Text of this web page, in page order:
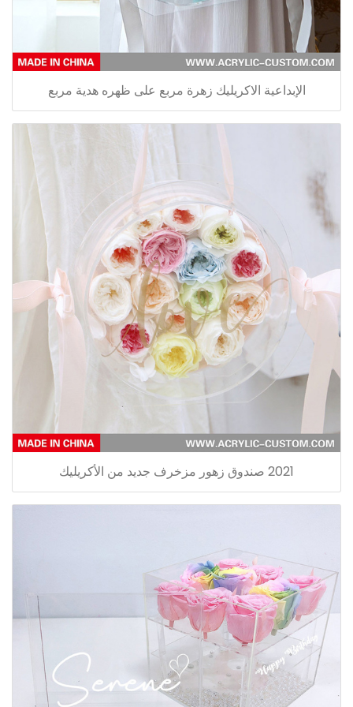
الإبداعية الاكريليك زهرة مربع على ظهره هدية مربع
2021 صندوق زهور مزخرف جديد من الأكريليك